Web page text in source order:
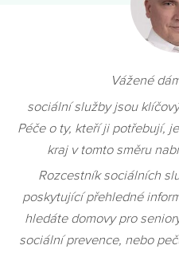
Vážené
sociální služby jsou
Péče o ty, kteří ji potřebují,
kraj v tomto směru
Rozcestník sociálních
poskytující přehledné
hledáte domovy pro
sociální prevence, nebo